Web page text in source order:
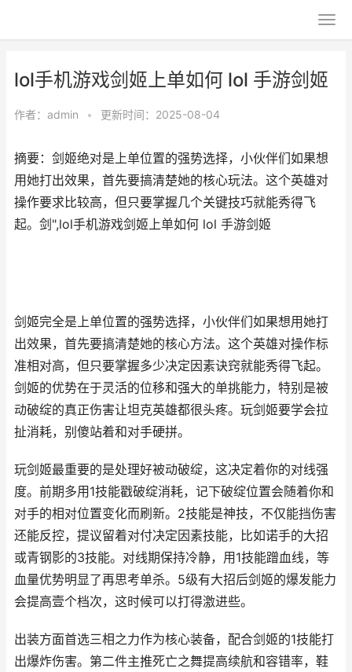
lol手机游戏剑姬上单如何 lol 手游剑姬
作者： admin • 更新时间：2025-08-04
摘要：剑姬绝对是上单位置的强势选择，小伙伴们如果想
用她打出效果，首先要搞清楚她的核心玩法。这个英雄对
操作要求比较高，但只要掌握几个关键技巧就能秀得飞
起。剑",lol手机游戏剑姬上单如何 lol 手游剑姬
剑姬完全是上单位置的强势选择，小伙伴们如果想用她打
出效果，首先要搞清楚她的核心方法。这个英雄对操作标
准相对高，但只要掌握多少决定因素诀窍就能秀得飞起。
剑姬的优势在于灵活的位移和强大的单挑能力，特别是被
动破绽的真正伤害让坦克英雄都很头疼。玩剑姬要学会拉
扯消耗，别傻站着和对手硬拼。
玩剑姬最重要的是处理好被动破绽，这决定着你的对线强
度。前期多用1技能戳破绽消耗，记下破绽位置会随着你和
对手的相对位置变化而刷新。2技能是神技，不仅能挡伤害
还能反控，提议留着对付决定因素技能，比如诺手的大招
或青钢影的3技能。对线期保持冷静，用1技能蹭血线，等
血量优势明显了再思考单杀。5级有大招后剑姬的爆发能力
会提高壹个档次，这时候可以打得激进些。
出装方面首选三相之力作为核心装备，配合剑姬的1技能打
出爆炸伤害。第二件主推死亡之舞提高续航和容错率，鞋